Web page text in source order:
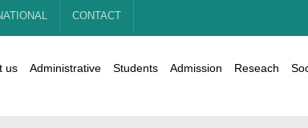
CONTACT
us Administrative Students Admission Reseach